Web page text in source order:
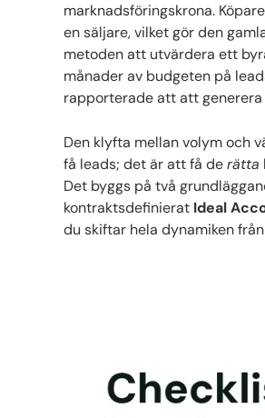
marknadsföringskrona.
en säljare, vilket gör den
metoden att utvärdera ett
månader av budgeten på
rapporterade att att
Den klyfta mellan volym och
få leads; det är att få derätta
Det byggs på två
kontraktsdefinierat Ideal
du skiftar hela dynamiken